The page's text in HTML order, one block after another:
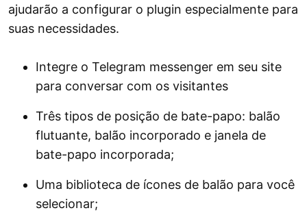
ajudarão a configurar o plugin especialmente para
suas necessidades.
Integre o Telegram messenger em seu site
para conversar com os visitantes
Três tipos de posição de bate-papo: balão
flutuante, balão incorporado e janela de
bate-papo incorporada;
Uma biblioteca de ícones de balão para você
selecionar;